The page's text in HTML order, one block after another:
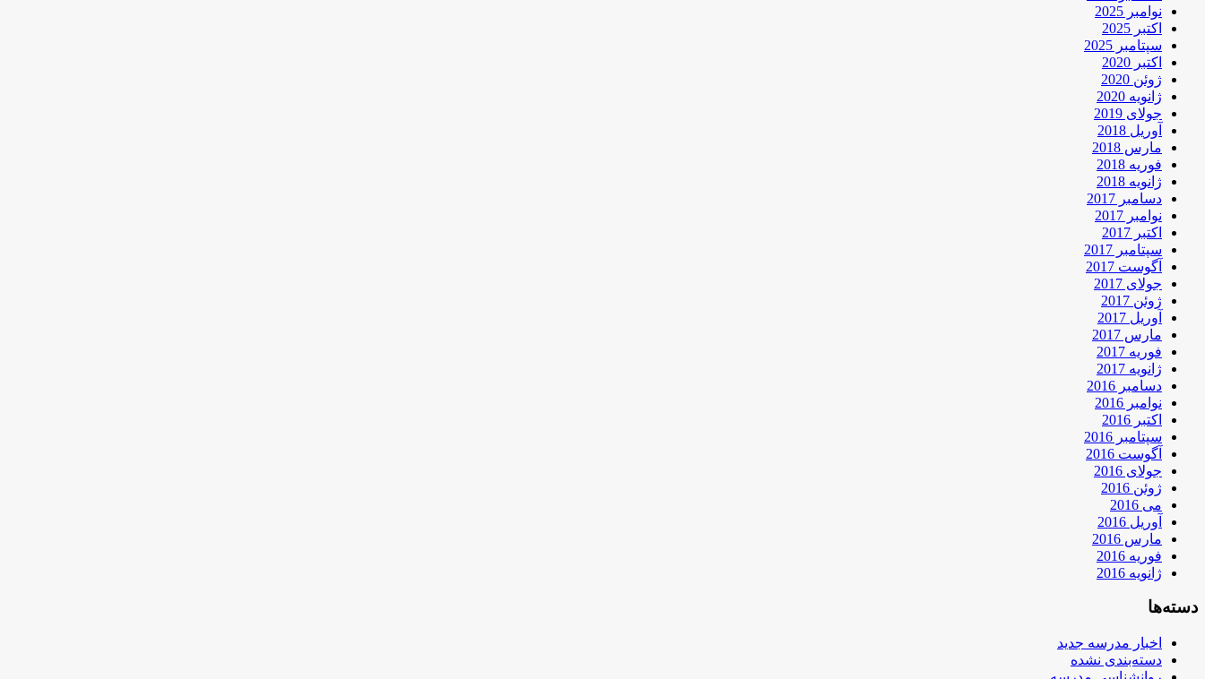
نوامبر 2025
اکتبر 2025
سپتامبر 2025
اکتبر 2020
ژوئن 2020
ژانویه 2020
جولای 2019
آوریل 2018
مارس 2018
فوریه 2018
ژانویه 2018
دسامبر 2017
نوامبر 2017
اکتبر 2017
سپتامبر 2017
آگوست 2017
جولای 2017
ژوئن 2017
آوریل 2017
مارس 2017
فوریه 2017
ژانویه 2017
دسامبر 2016
نوامبر 2016
اکتبر 2016
سپتامبر 2016
آگوست 2016
جولای 2016
ژوئن 2016
می 2016
آوریل 2016
مارس 2016
فوریه 2016
ژانویه 2016
دسته‌ها
اخبار مدرسه جدید
دسته‌بندی نشده